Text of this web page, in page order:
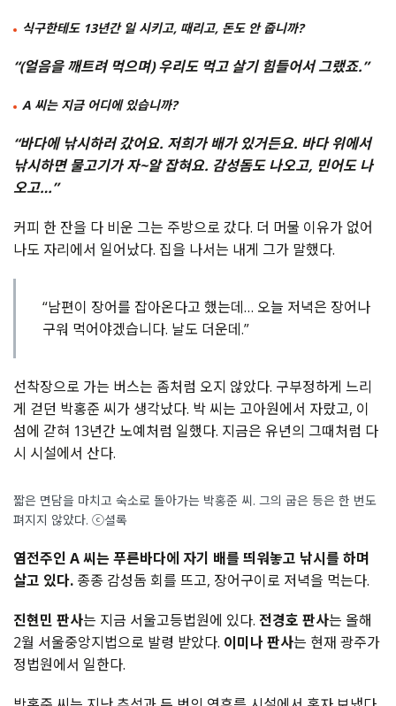
식구한테도 13년간 일 시키고, 때리고, 돈도 안 줍니까?
“(얼음을 깨트려 먹으며) 우리도 먹고 살기 힘들어서 그랬죠.”
A 씨는 지금 어디에 있습니까?
“바다에 낚시하러 갔어요. 저희가 배가 있거든요. 바다 위에서
낚시하면 물고기가 자~알 잡혀요. 감성돔도 나오고, 민어도 나
오고…”
커피 한 잔을 다 비운 그는 주방으로 갔다. 더 머물 이유가 없어
나도 자리에서 일어났다. 집을 나서는 내게 그가 말했다.
“남편이 장어를 잡아온다고 했는데… 오늘 저녁은 장어나
구워 먹어야겠습니다. 날도 더운데.”
선착장으로 가는 버스는 좀처럼 오지 않았다. 구부정하게 느리
게 걷던 박홍준 씨가 생각났다. 박 씨는 고아원에서 자랐고, 이
섬에 갇혀 13년간 노예처럼 일했다. 지금은 유년의 그때처럼 다
시 시설에서 산다.
짧은 면담을 마치고 숙소로 돌아가는 박홍준 씨. 그의 굽은 등은 한 번도
펴지지 않았다. ⓒ셜록
염전주인 A 씨는 푸른바다에 자기 배를 띄워놓고 낚시를 하며
살고 있다. 종종 감성돔 회를 뜨고, 장어구이로 저녁을 먹는다.
진현민 판사는 지금 서울고등법원에 있다. 전경호 판사는 올해
2월 서울중앙지법으로 발령 받았다. 이미나 판사는 현재 광주가
정법원에서 일한다.